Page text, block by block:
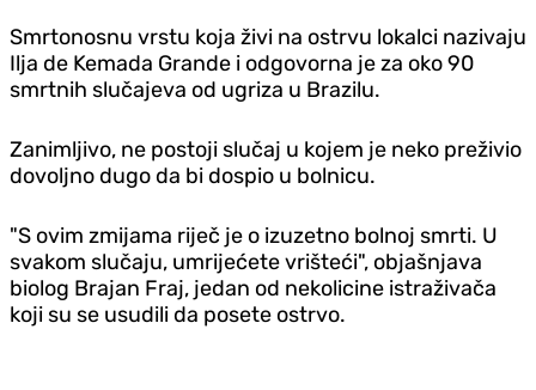
Smrtonosnu vrstu koja živi na ostrvu lokalci nazivaju
Ilja de Kemada Grande i odgovorna je za oko 90
smrtnih slučajeva od ugriza u Brazilu.
Zanimljivo, ne postoji slučaj u kojem je neko preživio
dovoljno dugo da bi dospio u bolnicu.
"S ovim zmijama riječ je o izuzetno bolnoj smrti. U
svakom slučaju, umrijećete vrišteći", objašnjava
biolog Brajan Fraj, jedan od nekolicine istraživača
koji su se usudili da posete ostrvo.